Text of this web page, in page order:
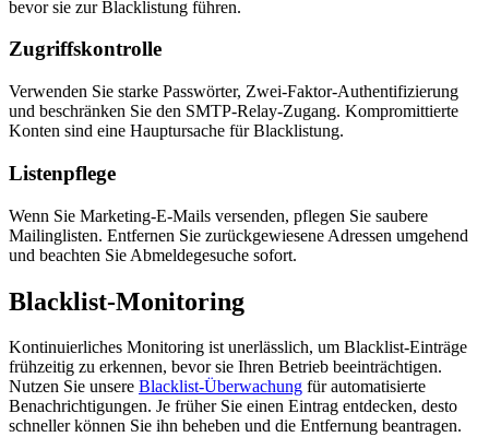
bevor sie zur Blacklistung führen.
Zugriffskontrolle
Verwenden Sie starke Passwörter, Zwei-Faktor-Authentifizierung
und beschränken Sie den SMTP-Relay-Zugang. Kompromittierte
Konten sind eine Hauptursache für Blacklistung.
Listenpflege
Wenn Sie Marketing-E-Mails versenden, pflegen Sie saubere
Mailinglisten. Entfernen Sie zurückgewiesene Adressen umgehend
und beachten Sie Abmeldegesuche sofort.
Blacklist-Monitoring
Kontinuierliches Monitoring ist unerlässlich, um Blacklist-Einträge
frühzeitig zu erkennen, bevor sie Ihren Betrieb beeinträchtigen.
Nutzen Sie unsere Blacklist-Überwachung für automatisierte
Benachrichtigungen. Je früher Sie einen Eintrag entdecken, desto
schneller können Sie ihn beheben und die Entfernung beantragen.